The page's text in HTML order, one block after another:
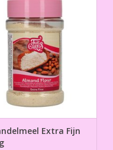
Extra Fijn